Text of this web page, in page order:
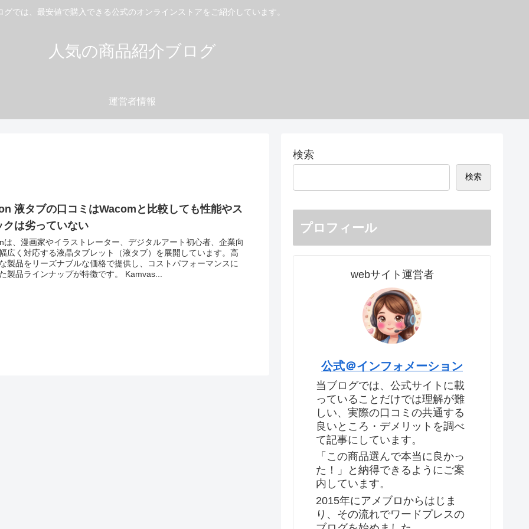
グでは、最安値で購入できる公式のオンラインストアをご紹介しています。
人気の商品紹介ブログ
運営者情報
液タブの口コミはWacomと比較しても性能やス
クは劣っていない
は、漫画家やイラストレーター、デジタルアート初心者、企業向
広く対応する液晶タブレット（液タブ）を展開しています。高
製品をリーズナブルな価格で提供し、コストパフォーマンスに
製品ラインナップが特徴です。 Kamvas...
検索
検索
プロフィール
webサイト運営者
公式＠インフォメーション
当ブログでは、公式サイトに載
っていることだけでは理解が難
しい、実際の口コミの共通する
良いところ・デメリットを調べ
て記事にしています。
「この商品選んで本当に良かっ
た！」と納得できるようにご案
内しています。
2015年にアメブロからはじま
り、その流れでワードプレスの